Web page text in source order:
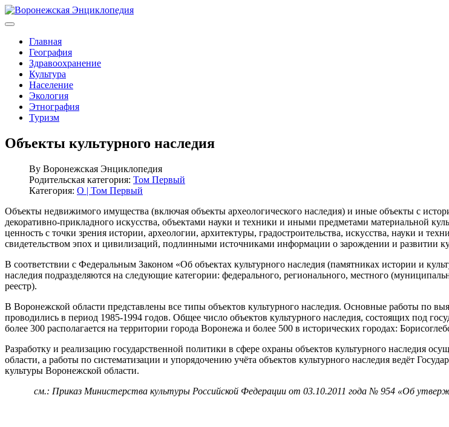
Главная
География
Здравоохранение
Культура
Население
Экология
Этнография
Туризм
Объекты культурного наследия
By Воронежская Энциклопедия
Родительская категория: Том Первый
Категория: О | Том Первый
Объекты недвижимого имущества (включая объекты археологического наследия) и иные объекты с
декоративно-прикладного искусства, объектами науки и техники и иными предметами материальной
ценность с точки зрения истории, археологии, архитектуры, градостроительства, искусства, науки и
свидетельством эпох и цивилизаций, подлинными источниками информации о зарождении и развитии
В соответствии с Федеральным Законом «Об объектах культурного наследия (памятниках истории и
наследия подразделяются на следующие категории: федерального, регионального, местного
реестр).
В Воронежской области представлены все типы объектов культурного наследия. Основные работы по
проводились в период 1985-1994 годов. Общее число объектов культурного наследия, состоящих под
более 300 располагается на территории города Воронежа и более 500 в исторических городах:
Разработку и реализацию государственной политики в сфере охраны объектов культурного наследия
области, а работы по систематизации и упорядочению учёта объектов культурного наследия ведёт
культуры Воронежской области.
см.: Приказ Министерства культуры Российской Федерации от 03.10.2011 года № 954 «Об